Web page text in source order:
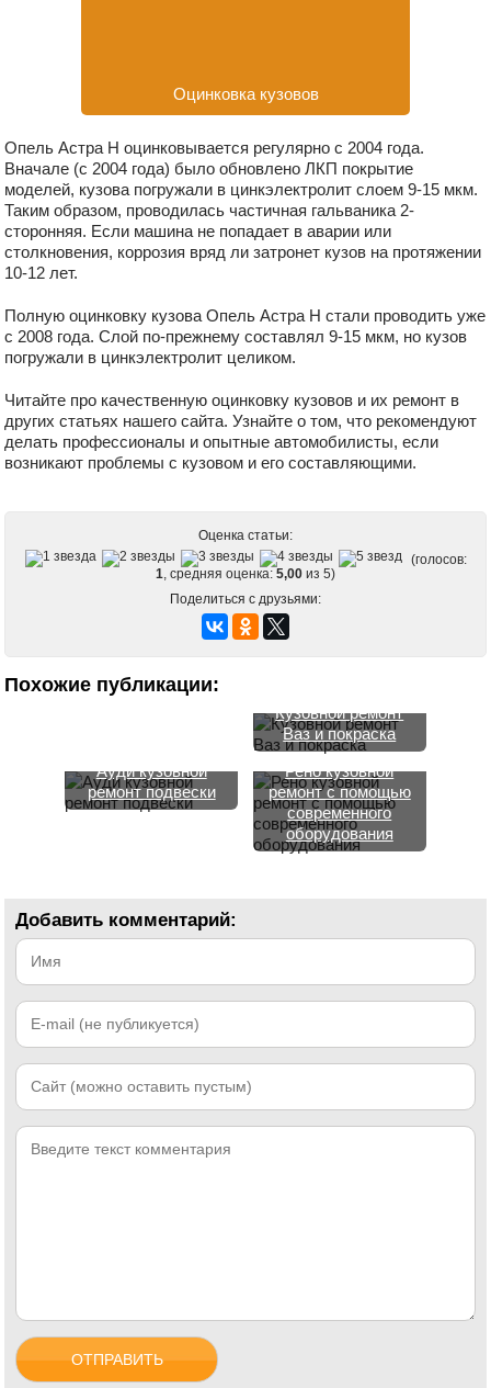
Оцинковка кузовов
Опель Астра H оцинковывается регулярно с 2004 года.
Вначале (с 2004 года) было обновлено ЛКП покрытие
моделей, кузова погружали в цинкэлектролит слоем 9-15 мкм.
Таким образом, проводилась частичная гальваника 2-
сторонняя. Если машина не попадает в аварии или
столкновения, коррозия вряд ли затронет кузов на протяжении
10-12 лет.
Полную оцинковку кузова Опель Астра H стали проводить уже
с 2008 года. Слой по-прежнему составлял 9-15 мкм, но кузов
погружали в цинкэлектролит целиком.
Читайте про качественную оцинковку кузовов и их ремонт в
других статьях нашего сайта. Узнайте о том, что рекомендуют
делать профессионалы и опытные автомобилисты, если
возникают проблемы с кузовом и его составляющими.
Оценка статьи:
(голосов:
1, средняя оценка: 5,00 из 5)
Поделиться с друзьями:
Похожие публикации:
Ваз 2108 ремонт
замена лонжерона
Кузовной ремонт
Ваз и покраска
Ауди кузовной
ремонт подвески
Рено кузовной
ремонт с помощью
современного
оборудования
Добавить комментарий: